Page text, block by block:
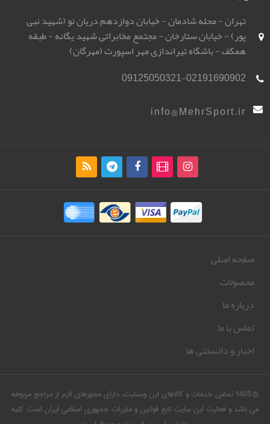
تهران - محله شادمان - خیابان دوازدهم دریان نو (شهید نبی
پور) - خیابان ستارخان - مجتمع مخابراتی شهید یگانه - طبقه
همکف - باشگاه تیراندازی مهر اسپورت (مهرگان)
09125050321-02191690902
info@MehrSport.ir
صفحه اصلی
محصولات
درباره ما
تماس با ما
اخبار و دانستنی ها
© 1405 تمامی خدمات و کالاهای این وبسایت، دارای مجوزهای لازم از مراجع مربوطه
می باشد و فعالیت این سایت تابع قوانین و مقررات جمهوری اسلامی ایران است. کلیه